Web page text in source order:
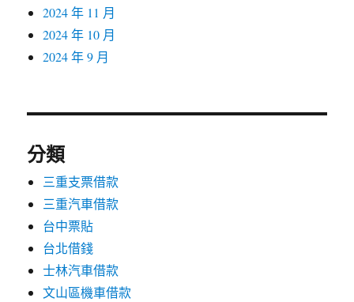
2024 年 11 月
2024 年 10 月
2024 年 9 月
分類
三重支票借款
三重汽車借款
台中票貼
台北借錢
士林汽車借款
文山區機車借款